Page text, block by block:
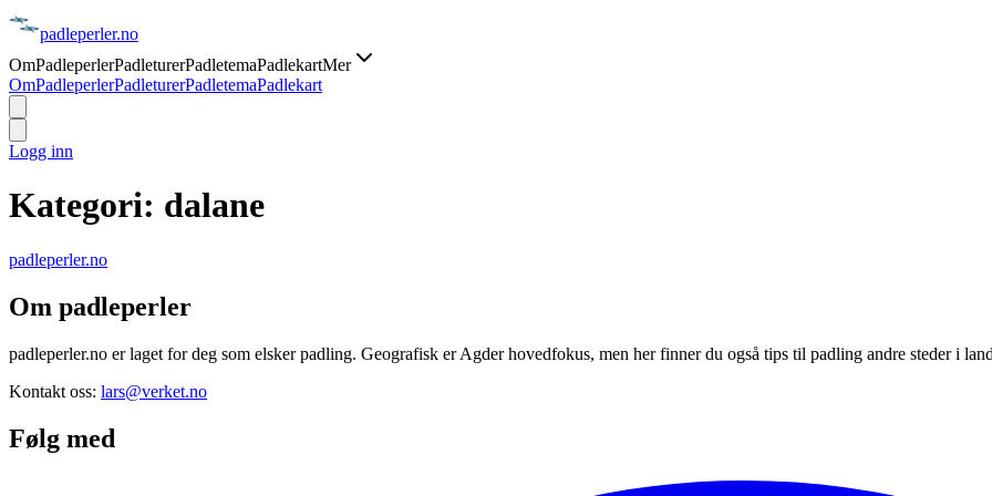
padleperler.no
OmPadleperlerPadleturerPadletemaPadlekartMer
OmPadleperlerPadleturerPadletemaPadlekart
Logg inn
Kategori: dalane
padleperler.no
Om padleperler
padleperler.no er laget for deg som elsker padling. Geografisk er Agder hovedfokus, men her finner du også tips til padling andre steder i
Kontakt oss: lars@verket.no
Følg med